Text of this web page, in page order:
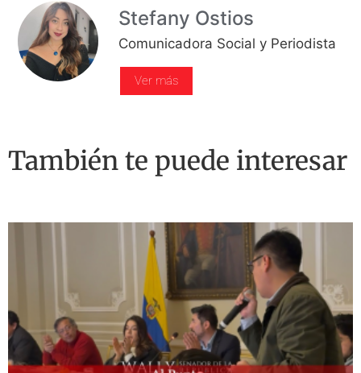
Stefany Ostios
Comunicadora Social y Periodista
Ver más
También te puede interesar